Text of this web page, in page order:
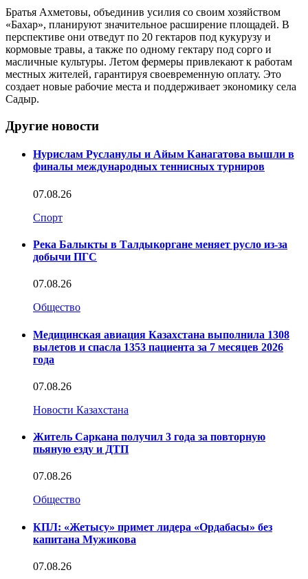
Братья Ахметовы, объединив усилия со своим хозяйством
«Бахар», планируют значительное расширение площадей. В
перспективе они отведут по 20 гектаров под кукурузу и
кормовые травы, а также по одному гектару под сорго и
масличные культуры. Летом фермеры привлекают к работам
местных жителей, гарантируя своевременную оплату. Это
создает новые рабочие места и поддерживает экономику села
Садыр.
Другие новости
Нурислам Русланулы и Айым Канагатова вышли в
финалы международных теннисных турниров
07.08.26
Спорт
Река Балыкты в Талдыкоргане меняет русло из-за
добычи ПГС
07.08.26
Общество
Медицинская авиация Казахстана выполнила 1308
вылетов и спасла 1353 пациента за 7 месяцев 2026
года
07.08.26
Новости Казахстана
Житель Саркана получил 3 года за повторную
пьяную езду и ДТП
07.08.26
Общество
КПЛ: «Жетысу» примет лидера «Ордабасы» без
капитана Мужикова
07.08.26